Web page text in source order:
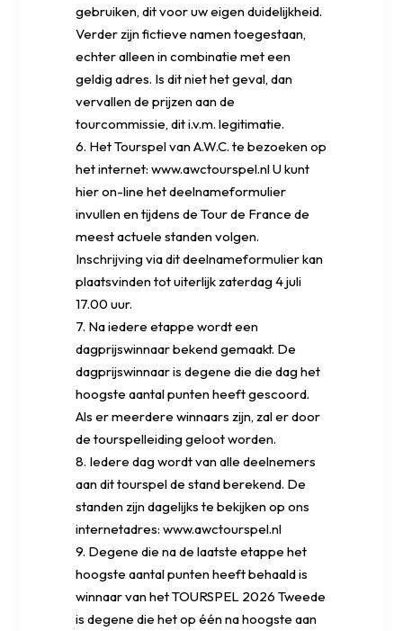
gebruiken, dit voor uw eigen duidelijkheid.
Verder zijn fictieve namen toegestaan,
echter alleen in combinatie met een
geldig adres. Is dit niet het geval, dan
vervallen de prijzen aan de
tourcommissie, dit i.v.m. legitimatie.
6. Het Tourspel van A.W.C. te bezoeken op
het internet: www.awctourspel.nl U kunt
hier on-line het deelnameformulier
invullen en tijdens de Tour de France de
meest actuele standen volgen.
Inschrijving via dit deelnameformulier kan
plaatsvinden tot uiterlijk zaterdag 4 juli
17.00 uur.
7. Na iedere etappe wordt een
dagprijswinnaar bekend gemaakt. De
dagprijswinnaar is degene die die dag het
hoogste aantal punten heeft gescoord.
Als er meerdere winnaars zijn, zal er door
de tourspelleiding geloot worden.
8. Iedere dag wordt van alle deelnemers
aan dit tourspel de stand berekend. De
standen zijn dagelijks te bekijken op ons
internetadres: www.awctourspel.nl
9. Degene die na de laatste etappe het
hoogste aantal punten heeft behaald is
winnaar van het TOURSPEL 2026 Tweede
is degene die het op één na hoogste aan